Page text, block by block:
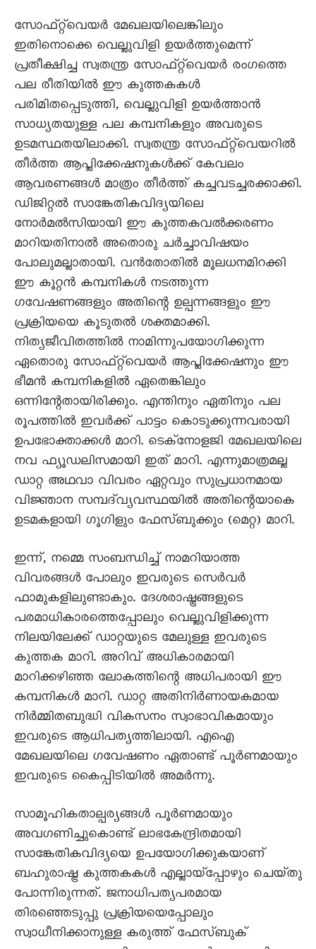
സോഫ്‌റ്റ്‌വെയർ മേഖലയിലെങ്കിലും
ഇതിനൊക്കെ വെല്ലുവിളി ഉയർത്തുമെന്ന്
പ്രതീക്ഷിച്ച സ്വതന്ത്ര സോഫ്‌റ്റ്‌വെയർ രംഗത്തെ
പല രീതിയിൽ ഈ കുത്തകകൾ
പരിമിതപ്പെടുത്തി, വെല്ലുവിളി ഉയർത്താൻ
സാധ്യതയുള്ള പല കമ്പനികളും അവരുടെ
ഉടമസ്ഥതയിലാക്കി. സ്വതന്ത്ര സോഫ്‌റ്റ്‌വെയറിൽ
തീർത്ത ആപ്ലിക്കേഷനുകൾക്ക് കേവലം
ആവരണങ്ങൾ മാത്രം തീർത്ത് കച്ചവടച്ചരക്കാക്കി.
ഡിജിറ്റൽ സാങ്കേതികവിദ്യയിലെ
നോർമൽസിയായി ഈ കുത്തകവൽക്കരണം
മാറിയതിനാൽ അതൊരു ചർച്ചാവിഷയം
പോലുമല്ലാതായി. വൻതോതിൽ മൂലധനമിറക്കി
ഈ കൂറ്റൻ കമ്പനികൾ നടത്തുന്ന
ഗവേഷണങ്ങളും അതിന്റെ ഉല്പന്നങ്ങളും ഈ
പ്രക്രിയയെ കൂടുതൽ ശക്തമാക്കി.
നിത്യജീവിതത്തിൽ നാമിന്നുപയോഗിക്കുന്ന
ഏതൊരു സോഫ്‌റ്റ്‌വെയർ ആപ്ലിക്കേഷനും ഈ
ഭീമൻ കമ്പനികളിൽ ഏതെങ്കിലും
ഒന്നിന്റേതായിരിക്കും. എന്തിനും ഏതിനും പല
രൂപത്തിൽ ഇവർക്ക് പാട്ടം കൊടുക്കുന്നവരായി
ഉപഭോക്താക്കൾ മാറി. ടെക്നോളജി മേഖലയിലെ
നവ ഫ്യൂഡലിസമായി ഇത് മാറി. എന്നുമാത്രമല്ല
ഡാറ്റ അഥവാ വിവരം ഏറ്റവും സുപ്രധാനമായ
വിജ്ഞാന സമ്പദ്‌വ്യവസ്ഥയിൽ അതിന്റെയാകെ
ഉടമകളായി ഗൂഗിളും ഫേസ്ബുക്കും (മെറ്റ) മാറി.
ഇന്ന്, നമ്മെ സംബന്ധിച്ച് നാമറിയാത്ത
വിവരങ്ങൾ പോലും ഇവരുടെ സെർവർ
ഫാമുകളിലുണ്ടാകും. ദേശരാഷ്ട്രങ്ങളുടെ
പരമാധികാരത്തെപ്പോലും വെല്ലുവിളിക്കുന്ന
നിലയിലേക്ക് ഡാറ്റയുടെ മേലുള്ള ഇവരുടെ
കുത്തക മാറി. അറിവ് അധികാരമായി
മാറിക്കഴിഞ്ഞ ലോകത്തിന്റെ അധിപരായി ഈ
കമ്പനികൾ മാറി. ഡാറ്റ അതിനിർണായകമായ
നിർമ്മിതബുദ്ധി വികസനം സ്വാഭാവികമായും
ഇവരുടെ ആധിപത്യത്തിലായി. എഐ
മേഖലയിലെ ഗവേഷണം ഏതാണ്ട് പൂർണമായും
ഇവരുടെ കൈപ്പിടിയിൽ അമർന്നു.
സാമൂഹികതാല്പര്യങ്ങൾ പൂർണമായും
അവഗണിച്ചുകൊണ്ട് ലാഭകേന്ദ്രിതമായി
സാങ്കേതികവിദ്യയെ ഉപയോഗിക്കുകയാണ്
ബഹുരാഷ്ട്ര കുത്തകകൾ എല്ലായ്‌പ്പോഴും ചെയ്‌തു
പോന്നിരുന്നത്. ജനാധിപത്യപരമായ
തിരഞ്ഞെടുപ്പു പ്രക്രിയയെപ്പോലും
സ്വാധീനിക്കാനുള്ള കരുത്ത് ഫേസ്ബുക്